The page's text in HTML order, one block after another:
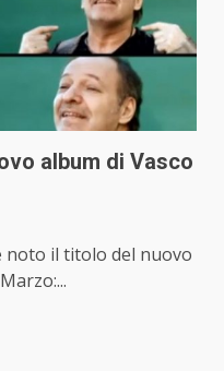
album di Vasco
noto il titolo del nuovo